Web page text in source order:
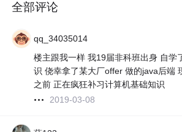
全部评论
qq_34035014
楼主跟我一样 我19届非科班出身 自学
识 侥幸拿了某大厂offer 做的java后端
之前 正在疯狂补习计算机基础知识
2019-03-08